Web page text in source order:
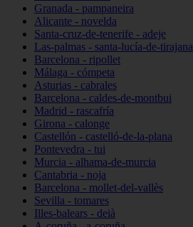
Granada - pampaneira
Alicante - novelda
Santa-cruz-de-tenerife - adeje
Las-palmas - santa-lucía-de-tirajana
Barcelona - ripollet
Málaga - cómpeta
Asturias - cabrales
Barcelona - caldes-de-montbui
Madrid - rascafría
Girona - calonge
Castellón - castelló-de-la-plana
Pontevedra - tui
Murcia - alhama-de-murcia
Cantabria - noja
Barcelona - mollet-del-vallès
Sevilla - tomares
Illes-balears - deià